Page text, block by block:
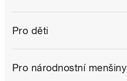
Pro děti
Pro národnostní menšiny